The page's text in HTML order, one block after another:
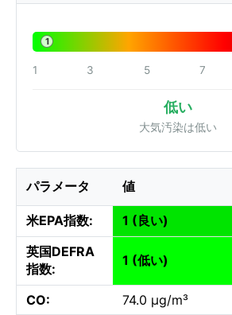
1
1 3 5 7
低い
大気汚染は低い
パラメータ 値
米EPA指数:
1 (良い)
英国DEFRA
指数:
1 (低い)
CO:
74.0 µg/m³